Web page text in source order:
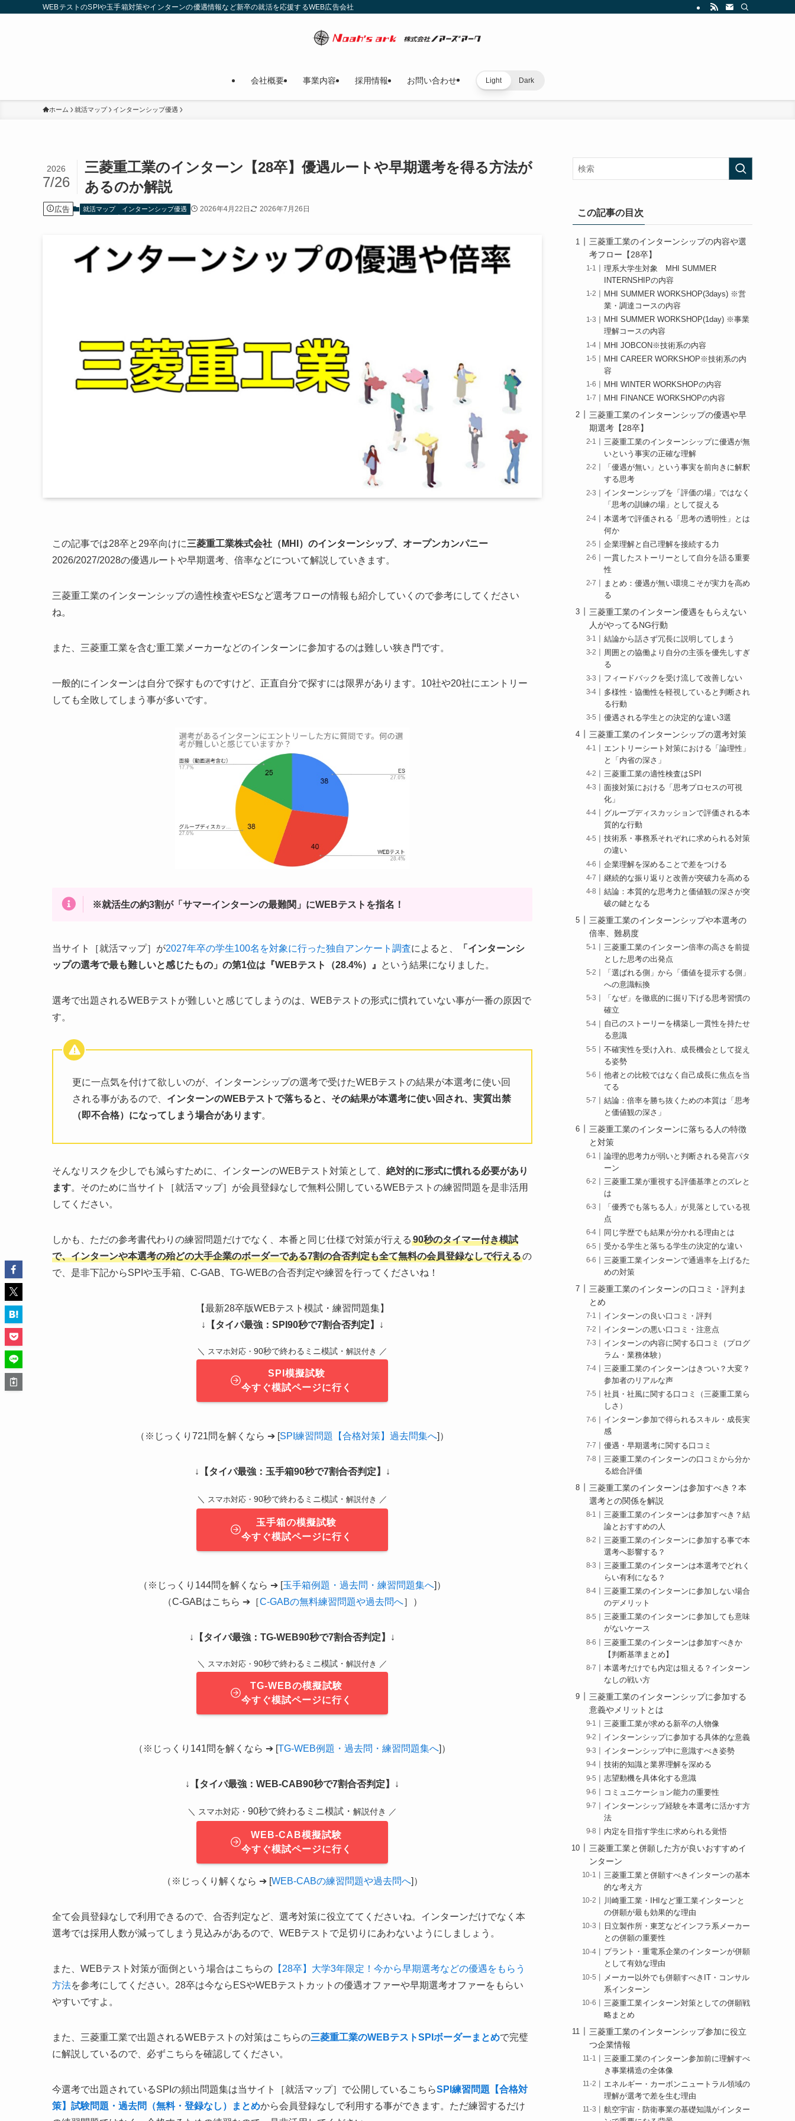
WEBテストのSPIや玉手箱対策やインターンの優遇情報など新卒の就活を応援するWEB広告会社
会社概要 事業内容 採用情報 お問い合わせ Light Dark
ホーム 就活マップ インターンシップ優遇
三菱重工業のインターン【28卒】優遇ルートや早期選考を得る方法が
あるのか解説
2026
7/26
広告 就活マップ インターンシップ優遇 2026年4月22日 2026年7月26日
この記事では28卒と29卒向けに三菱重工業株式会社（MHI）のインターンシップ、オープンカンパニー
2026/2027/2028の優遇ルートや早期選考、倍率などについて解説していきます。
三菱重工業のインターンシップの適性検査やESなど選考フローの情報も紹介していくので参考にしてください
ね。
また、三菱重工業を含む重工業メーカーなどのインターンに参加するのは難しい狭き門です。
一般的にインターンは自分で探すものですけど、正直自分で探すには限界があります。10社や20社にエントリー
しても全敗してしまう事が多いです。
※就活生の約3割が「サマーインターンの最難関」にWEBテストを指名！
当サイト［就活マップ］が2027年卒の学生100名を対象に行った独自アンケート調査によると、
「インターンシ
ップの選考で最も難しいと感じたもの」の第1位は『WEBテスト（28.4%）』
という結果になりました。
選考で出題されるWEBテストが難しいと感じてしまうのは、WEBテストの形式に慣れていない事が一番の原因で
す。
更に一点気を付けて欲しいのが、インターンシップの選考で受けたWEBテストの結果が本選考に使い回
される事があるので、 インターンのWEBテストで落ちると、その結果が本選考に使い回され、実質出禁
（即不合格）になってしまう場合があります。
そんなリスクを少しでも減らすために、インターンのWEBテスト対策として、 絶対的に形式に慣れる必要があり
ます。そのために当サイト［就活マップ］が会員登録なしで無料公開しているWEBテストの練習問題を是非活用
してください。
しかも、ただの参考書代わりの練習問題だけでなく、本番と同じ仕様で対策が行える 90秒のタイマー付き模試
で、インターンや本選考の殆どの大手企業のボーダーである7割の合否判定も全て無料の会員登録なしで行えるの
で、是非下記からSPIや玉手箱、C-GAB、TG-WEBの合否判定や練習を行ってくださいね！
【最新28卒版WEBテスト模試・練習問題集】
↓ 【タイパ最強：SPI90秒で7割合否判定】 ↓
＼ スマホ対応・ 90秒で終わるミニ模試・ 解説付き ／
SPI模擬試験
今すぐ模試ページに行く
（※じっくり721問を解くなら ➔ [SPI練習問題【合格対策】過去問集へ]）
↓ 【タイパ最強：玉手箱90秒で7割合否判定】 ↓
＼ スマホ対応・ 90秒で終わるミニ模試・ 解説付き ／
玉手箱の模擬試験
今すぐ模試ページに行く
（※じっくり144問を解くなら ➔ [玉手箱例題・過去問・練習問題集へ]）
（C-GABはこちら ➔［C-GABの無料練習問題や過去問へ］）
↓ 【タイパ最強：TG-WEB90秒で7割合否判定】 ↓
＼ スマホ対応・ 90秒で終わるミニ模試・ 解説付き ／
TG-WEBの模擬試験
今すぐ模試ページに行く
（※じっくり141問を解くなら ➔ [TG-WEB例題・過去問・練習問題集へ]）
↓ 【タイパ最強：WEB-CAB90秒で7割合否判定】 ↓
＼ スマホ対応・ 90秒で終わるミニ模試・ 解説付き ／
WEB-CAB模擬試験
今すぐ模試ページに行く
（※じっくり解くなら ➔ [WEB-CABの練習問題や過去問へ]）
全て会員登録なしで利用できるので、合否判定など、選考対策に役立ててくださいね。インターンだけでなく本
選考では採用人数が減ってしまう見込みがあるので、WEBテストで足切りにあわないようにしましょう。
また、WEBテスト対策が面倒という場合はこちらの 【28卒】大学3年限定！今から早期選考などの優遇をもらう
方法を参考にしてください。28卒は今ならESやWEBテストカットの優遇オファーや早期選考オファーをもらい
やすいですよ。
また、三菱重工業で出題されるWEBテストの対策はこちらの三菱重工業のWEBテストSPIボーダーまとめで完璧
に解説しているので、必ずこちらを確認してください。
今選考で出題されているSPIの頻出問題集は当サイト［就活マップ］で公開しているこちらSPI練習問題【合格対
策】試験問題・過去問（無料・登録なし）まとめから会員登録なしで利用する事ができます。ただ練習するだけ
この記事の目次
三菱重工業のインターンシップの内容や選
考フロー【28卒】
理系大学生対象 MHI SUMMER
INTERNSHIPの内容
MHI SUMMER WORKSHOP(3days) ※営
業・調達コースの内容
MHI SUMMER WORKSHOP(1day) ※事業
理解コースの内容
MHI JOBCON※技術系の内容
MHI CAREER WORKSHOP※技術系の内
容
MHI WINTER WORKSHOPの内容
MHI FINANCE WORKSHOPの内容
三菱重工業のインターンシップの優遇や早
期選考【28卒】
三菱重工業のインターンシップに優遇が無
いという事実の正確な理解
「優遇が無い」という事実を前向きに解釈
する思考
インターンシップを「評価の場」ではなく
「思考の訓練の場」として捉える
本選考で評価される「思考の透明性」とは
何か
企業理解と自己理解を接続する力
一貫したストーリーとして自分を語る重要
性
まとめ：優遇が無い環境こそが実力を高め
る
三菱重工業のインターン優遇をもらえない
人がやってるNG行動
結論から話さず冗長に説明してしまう
周囲との協働より自分の主張を優先しすぎ
る
フィードバックを受け流して改善しない
多様性・協働性を軽視していると判断され
る行動
優遇される学生との決定的な違い3選
三菱重工業のインターンシップの選考対策
エントリーシート対策における「論理性」
と「内省の深さ」
三菱重工業の適性検査はSPI
面接対策における「思考プロセスの可視
化」
グループディスカッションで評価される本
質的な行動
技術系・事務系それぞれに求められる対策
の違い
企業理解を深めることで差をつける
継続的な振り返りと改善が突破力を高める
結論：本質的な思考力と価値観の深さが突
破の鍵となる
三菱重工業のインターンシップや本選考の
倍率、難易度
三菱重工業のインターン倍率の高さを前提
とした思考の出発点
「選ばれる側」から「価値を提示する側」
への意識転換
「なぜ」を徹底的に掘り下げる思考習慣の
確立
自己のストーリーを構築し一貫性を持たせ
る意識
不確実性を受け入れ、成長機会として捉え
る姿勢
他者との比較ではなく自己成長に焦点を当
てる
結論：倍率を勝ち抜くための本質は「思考
と価値観の深さ」
三菱重工業のインターンに落ちる人の特徴
と対策
論理的思考力が弱いと判断される発言パタ
ーン
三菱重工業が重視する評価基準とのズレと
は
「優秀でも落ちる人」が見落としている視
点
同じ学歴でも結果が分かれる理由とは
受かる学生と落ちる学生の決定的な違い
三菱重工業インターンで通過率を上げるた
めの対策
三菱重工業のインターンの口コミ・評判ま
とめ
インターンの良い口コミ・評判
インターンの悪い口コミ・注意点
インターンの内容に関する口コミ（プログ
ラム・業務体験）
三菱重工業のインターンはきつい？大変？
参加者のリアルな声
社員・社風に関する口コミ（三菱重工業ら
しさ）
インターン参加で得られるスキル・成長実
感
優遇・早期選考に関する口コミ
三菱重工業のインターンの口コミから分か
る総合評価
三菱重工業のインターンは参加すべき？本
選考との関係を解説
三菱重工業のインターンは参加すべき？結
論とおすすめの人
三菱重工業のインターンに参加する事で本
選考へ影響する？
三菱重工業のインターンは本選考でどれく
らい有利になる？
三菱重工業のインターンに参加しない場合
のデメリット
三菱重工業のインターンに参加しても意味
がないケース
三菱重工業のインターンは参加すべきか
【判断基準まとめ】
本選考だけでも内定は狙える？インターン
なしの戦い方
三菱重工業のインターンシップに参加する
意義やメリットとは
三菱重工業が求める新卒の人物像
インターンシップに参加する具体的な意義
インターンシップ中に意識すべき姿勢
技術的知識と業界理解を深める
志望動機を具体化する意識
コミュニケーション能力の重要性
インターンシップ経験を本選考に活かす方
法
内定を目指す学生に求められる覚悟
三菱重工業と併願した方が良いおすすめイ
ンターン
三菱重工業と併願すべきインターンの基本
的な考え方
川崎重工業・IHIなど重工業インターンと
の併願が最も効果的な理由
日立製作所・東芝などインフラ系メーカー
との併願の重要性
プラント・重電系企業のインターンが併願
として有効な理由
メーカー以外でも併願すべきIT・コンサル
系インターン
三菱重工業インターン対策としての併願戦
略まとめ
三菱重工業のインターンシップ参加に役立
つ企業情報
三菱重工業のインターン参加前に理解すべ
き事業構造の全体像
エネルギー・カーボンニュートラル領域の
理解が選考で差を生む理由
航空宇宙・防衛事業の基礎知識がインター